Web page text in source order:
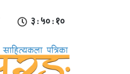
३ : ५० : ११